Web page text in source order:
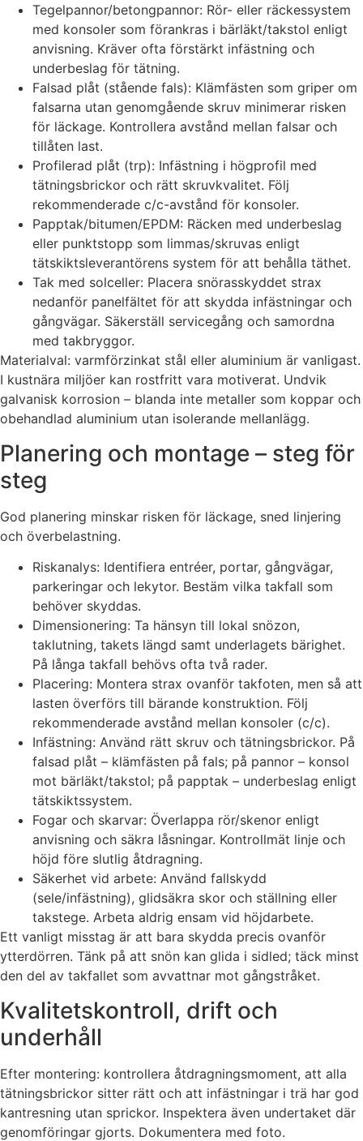
Tegelpannor/betongpannor: Rör- eller räckessystem
med konsoler som förankras i bärläkt/takstol enligt
anvisning. Kräver ofta förstärkt infästning och
underbeslag för tätning.
Falsad plåt (stående fals): Klämfästen som griper om
falsarna utan genomgående skruv minimerar risken
för läckage. Kontrollera avstånd mellan falsar och
tillåten last.
Profilerad plåt (trp): Infästning i högprofil med
tätningsbrickor och rätt skruvkvalitet. Följ
rekommenderade c/c-avstånd för konsoler.
Papptak/bitumen/EPDM: Räcken med underbeslag
eller punktstopp som limmas/skruvas enligt
tätskiktsleverantörens system för att behålla täthet.
Tak med solceller: Placera snörasskyddet strax
nedanför panelfältet för att skydda infästningar och
gångvägar. Säkerställ servicegång och samordna
med takbryggor.
Materialval: varmförzinkat stål eller aluminium är vanligast.
I kustnära miljöer kan rostfritt vara motiverat. Undvik
galvanisk korrosion – blanda inte metaller som koppar och
obehandlad aluminium utan isolerande mellanlägg.
Planering och montage – steg för
steg
God planering minskar risken för läckage, sned linjering
och överbelastning.
Riskanalys: Identifiera entréer, portar, gångvägar,
parkeringar och lekytor. Bestäm vilka takfall som
behöver skyddas.
Dimensionering: Ta hänsyn till lokal snözon,
taklutning, takets längd samt underlagets bärighet.
På långa takfall behövs ofta två rader.
Placering: Montera strax ovanför takfoten, men så att
lasten överförs till bärande konstruktion. Följ
rekommenderade avstånd mellan konsoler (c/c).
Infästning: Använd rätt skruv och tätningsbrickor. På
falsad plåt – klämfästen på fals; på pannor – konsol
mot bärläkt/takstol; på papptak – underbeslag enligt
tätskiktssystem.
Fogar och skarvar: Överlappa rör/skenor enligt
anvisning och säkra låsningar. Kontrollmät linje och
höjd före slutlig åtdragning.
Säkerhet vid arbete: Använd fallskydd
(sele/infästning), glidsäkra skor och ställning eller
takstege. Arbeta aldrig ensam vid höjdarbete.
Ett vanligt misstag är att bara skydda precis ovanför
ytterdörren. Tänk på att snön kan glida i sidled; täck minst
den del av takfallet som avvattnar mot gångstråket.
Kvalitetskontroll, drift och
underhåll
Efter montering: kontrollera åtdragningsmoment, att alla
tätningsbrickor sitter rätt och att infästningar i trä har god
kantresning utan sprickor. Inspektera även undertaket där
genomföringar gjorts. Dokumentera med foto.